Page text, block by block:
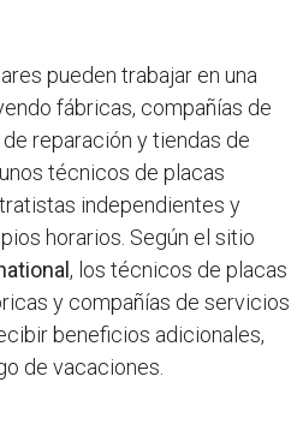
pueden trabajar en una
fábricas, compañías de
reparación y tiendas de
técnicos de placas
independientes y
horarios. Según el sitio
, los técnicos de placas
y compañías de servicios
beneficios adicionales,
de vacaciones.